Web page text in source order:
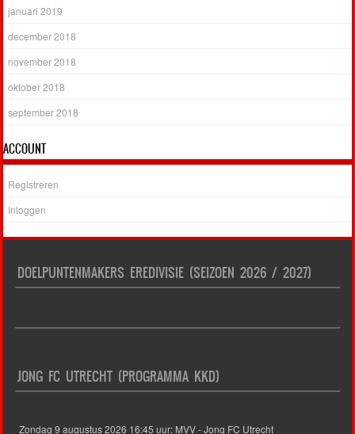
januari 2019
december 2018
november 2018
oktober 2018
september 2018
ACCOUNT
Registreren
Inloggen
DOELPUNTENMAKERS EREDIVISIE (SEIZOEN 2026 / 2027)
JONG FC UTRECHT (PROGRAMMA KKD)
Zondag 9 augustus 2026 16:45 uur: MVV - Jong FC Utrecht